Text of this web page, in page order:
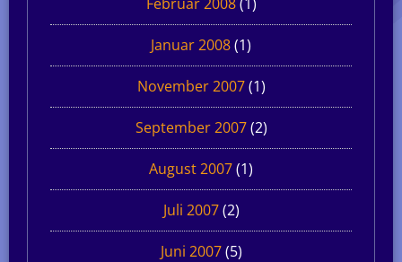
Januar 2008(1)
November 2007(1)
September 2007(2)
August 2007(1)
Juli 2007(2)
Juni 2007(5)